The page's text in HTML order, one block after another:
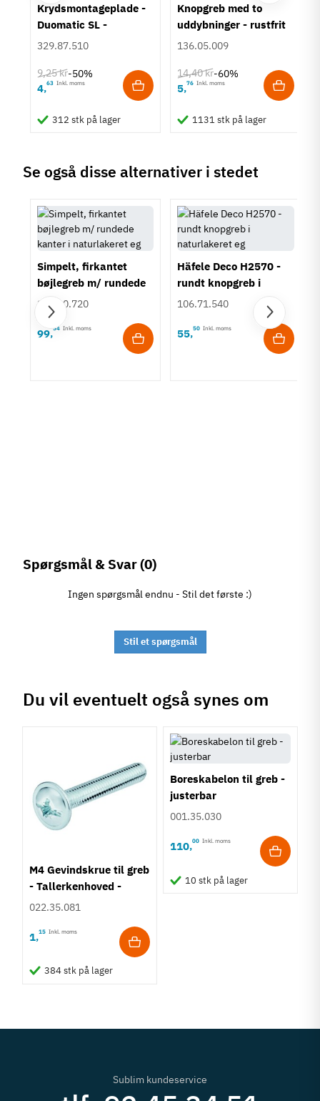
Farve
Montering
Type
Stil
Krydsmontageplade -
Duomatic SL -
Euroskruer
329.87.510
9,25 kr-50%
4,63 Inkl. moms
312 stk på lager
Knopgreb med to
uddybninger - rustfrit
stål
136.05.009
14,40 kr-60%
5,76 Inkl. moms
1131 stk på lager
Se også disse alternativer i stedet
Simpelt, firkantet
bøjlegreb m/ rundede
kanter i naturlakeret
eg
100.00.720
99,54 Inkl. moms
Häfele Deco H2570 -
rundt knopgreb i
naturlakeret eg
106.71.540
55,50 Inkl. moms
Spørgsmål & Svar(0)
Ingen spørgsmål endnu - Stil det første :)
Stil et spørgsmål
Du vil eventuelt også synes om
M4 Gevindskrue til greb
- Tallerkenhoved -
Krydskærv
022.35.081
1,15 Inkl. moms
384 stk på lager
Boreskabelon til greb -
justerbar
001.35.030
110,00 Inkl. moms
10 stk på lager
Sublim kundeservice